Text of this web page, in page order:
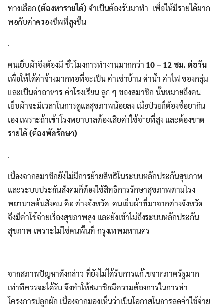
ทางเลือก (ต้องหารายได้) จำเป็นต้องรับมาทำ เพื่อให้มีรายได้มาก
พอกับค่าครองชีพที่สูงขึ้น
.
คนเย็บผ้าจึงต้องมี ชั่วโมงการทำงานมากกว่า 10 – 12 ชม. ต่อวัน
เพื่อให้ได้ค่าจ้างมากพอที่จะเป็น ค่าเช่าบ้าน ค่าน้ำ ค่าไฟ ของกลุ่ม
และเป็นค่าอาหาร ค่าโรงเรียน ลูก ๆ ของสมาชิก นั้นหมายถึงคน
เย็บผ้าจะมีเวลาในการดูแลสุขภาพน้อยลง เมื่อป่วยก็ต้องซื้อยากิน
เอง เพราะถ้าเข้าโรงพยาบาลต้องเสียค่าใช้จ่ายที่สูง และต้องขาด
รายได้(ต้องพักรักษา)
.
เนื่องจากสมาชิกยังไม่มีการย้ายสิทธิในระบบหลักประกันสุขภาพ
และระบบประกันสังคมก็ต้องใช้สิทธิการรักษาสุขภาพตามโรง
พยาบาลต้นสังคม คือ ต่างจังหวัด คนเย็บผ้าที่มาจากต่างจังหวัด
จึงมีค่าใช้จ่ายเรื่องสุขภาพสูง และยังเข้าไม่ถึงระบบหลักประกัน
สุขภาพ เพราะไม่ใช่คนพื้นที่ กรุงเทพมหานคร
จากสภาพปัญหาดังกล่าว ที่ยังไม่ได้รับการแก้ไขจากภาครัฐมาก
เท่าทีควรจะได้รับ จึงทำให้สมาชิกมีความต้องการในการทำ
โครงการปลูกผัก เนื่องจากมองเห็นว่าเป็นโอกาสในการลดค่าใช้จ่าย